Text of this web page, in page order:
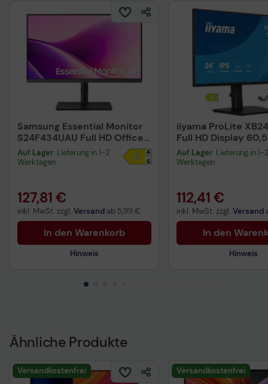
Samsung Essential Monitor
S24F434UAU Full HD Office
Display 61 cm (24')
Auf Lager: Lieferung in 1-2
Werktagen
127,81 €
inkl. MwSt. zzgl. Versand ab 5,99 €
In den Warenkorb
Hinweis
Produktdatenblatt
iiyama ProLite
Full HD Display
(23,8")
Auf Lager: Lieferung in 1-2
Werktagen
112,41 €
inkl. MwSt. zzgl. Versand
In den
Hinweis
Ähnliche Produkte
Versandkostenfrei Versandkostenfrei